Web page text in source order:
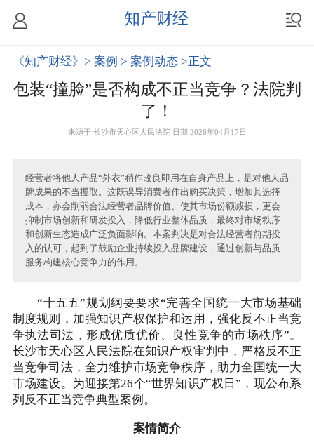
知产财经
《知产财经》 > 案例 > 案例动态 >正文
包装“撞脸”是否构成不正当竞争？法院判
了！
来源于 长沙市天心区人民法院 日期 2026年04月17日
经营者将他人产品“外衣”稍作改良即用在自身产品上，是对他人品
牌成果的不当攫取。这既误导消费者作出购买决策，增加其选择
成本，亦会削弱合法经营者品牌价值、使其市场份额减损，更会
抑制市场创新和研发投入，降低行业整体品质，最终对市场秩序
和创新生态造成广泛负面影响。本案判决是对合法经营者前期投
入的认可，起到了鼓励企业持续投入品牌建设，通过创新与品质
服务构建核心竞争力的作用。
“十五五”规划纲要要求“完善全国统一大市场基础
制度规则，加强知识产权保护和运用，强化反不正当竞
争执法司法，形成优质优价、良性竞争的市场秩序”。
长沙市天心区人民法院在知识产权审判中，严格反不正
当竞争司法，全力维护市场竞争秩序，助力全国统一大
市场建设。为迎接第26个“世界知识产权日”，现公布系
列反不正当竞争典型案例。
案情简介